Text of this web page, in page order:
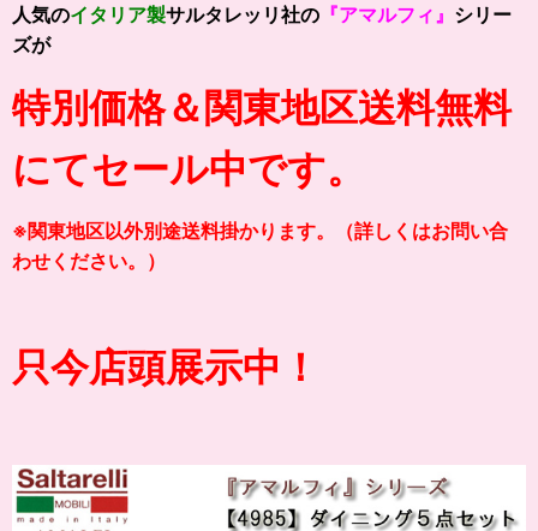
人気のイタリア製サルタレッリ社の 『アマルフィ』 シリー
ズが
特別価格＆関東地区送料無料
にてセール中です。
※関東地区以外別途送料掛かります。（詳しくはお問い合
わせください。）
只今店頭展示中！